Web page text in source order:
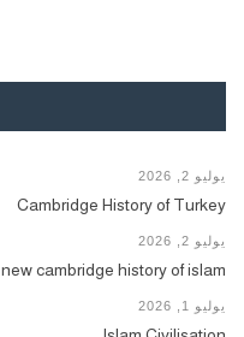
يوليو 2, 2026
Cambridge History of Turkey
يوليو 2, 2026
new cambridge history of islam
يوليو 1, 2026